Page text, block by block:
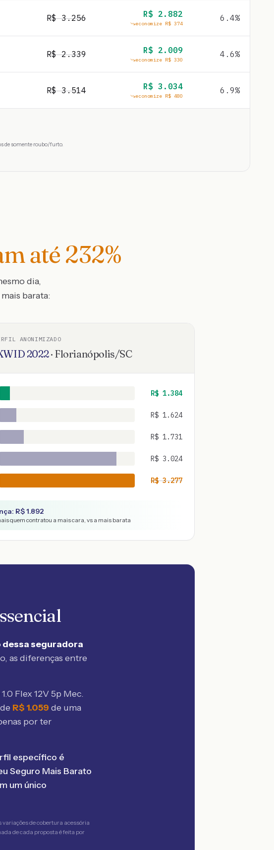
R$3.256 R$ 2.882
economize R$ 374
6.4%
R$2.339 R$ 2.009
economize R$ 330
4.6%
R$3.514 R$ 3.034
economize R$ 480
6.9%
de somente roubo/furto.
até 232%
dia,
barata:
ANONIMIZADO
2022· Florianópolis/SC
R$ 1.384
R$ 1.624
R$ 1.731
R$ 3.024
R$3.277
R$1.892
quem contratou a mais cara, vs a mais barata
dessa seguradora
as diferenças entre
Flex 12V 5p Mec.
R$ 1.059 de uma
por ter
específico é
Seguro Mais Barato
um único
de cobertura acessória
de cada proposta é feita por